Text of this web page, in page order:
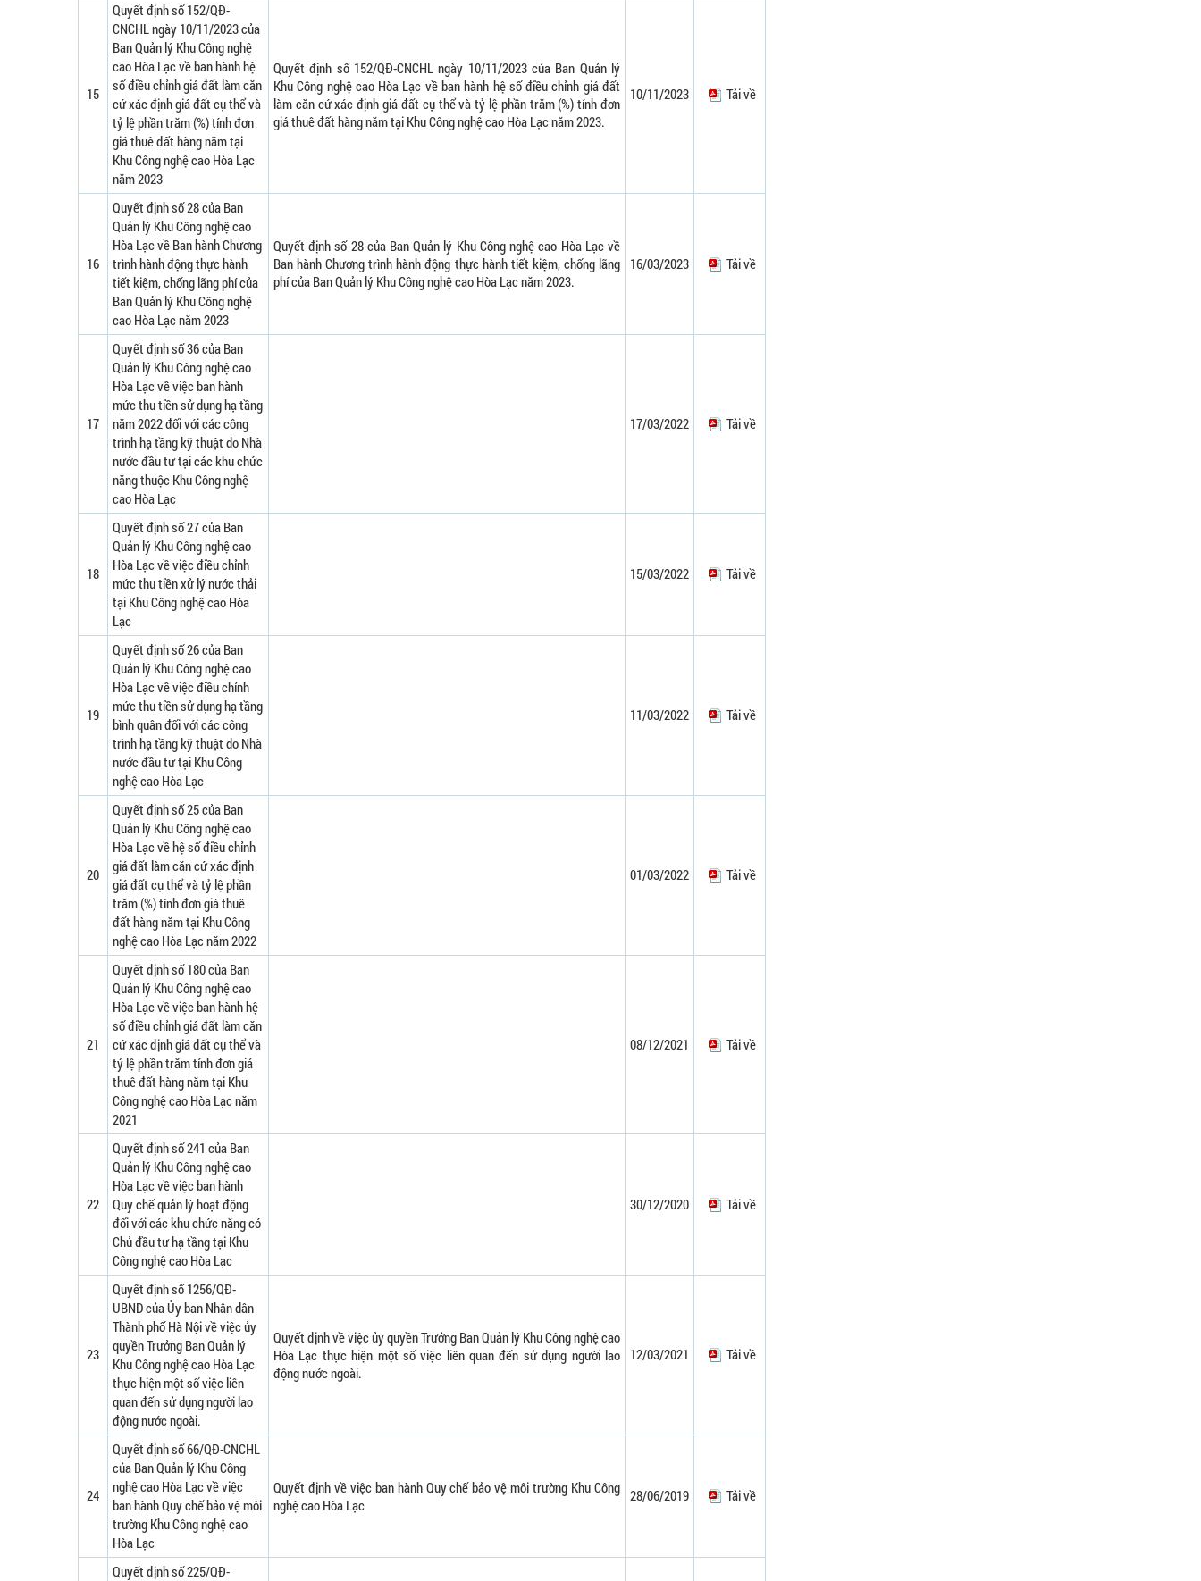
15
Quyết định số 152/QĐ-
CNCHL ngày 10/11/2023 của
Ban Quản lý Khu Công nghệ
cao Hòa Lạc về ban hành hệ
số điều chỉnh giá đất làm căn
cứ xác định giá đất cụ thể và
tỷ lệ phần trăm (%) tính đơn
giá thuê đất hàng năm tại
Khu Công nghệ cao Hòa Lạc
năm 2023
Quyết định số 152/QĐ-CNCHL ngày 10/11/2023 của Ban Quản lý
Khu Công nghệ cao Hòa Lạc về ban hành hệ số điều chỉnh giá đất
làm căn cứ xác định giá đất cụ thể và tỷ lệ phần trăm (%) tính đơn
giá thuê đất hàng năm tại Khu Công nghệ cao Hòa Lạc năm 2023.
10/11/2023 Tải về
16
Quyết định số 28 của Ban
Quản lý Khu Công nghệ cao
Hòa Lạc về Ban hành Chương
trình hành động thực hành
tiết kiệm, chống lãng phí của
Ban Quản lý Khu Công nghệ
cao Hòa Lạc năm 2023
Quyết định số 28 của Ban Quản lý Khu Công nghệ cao Hòa Lạc về
Ban hành Chương trình hành động thực hành tiết kiệm, chống lãng
phí của Ban Quản lý Khu Công nghệ cao Hòa Lạc năm 2023.
16/03/2023 Tải về
17
Quyết định số 36 của Ban
Quản lý Khu Công nghệ cao
Hòa Lạc về việc ban hành
mức thu tiền sử dụng hạ tầng
năm 2022 đối với các công
trình hạ tầng kỹ thuật do Nhà
nước đầu tư tại các khu chức
năng thuộc Khu Công nghệ
cao Hòa Lạc
17/03/2022 Tải về
18
Quyết định số 27 của Ban
Quản lý Khu Công nghệ cao
Hòa Lạc về việc điều chỉnh
mức thu tiền xử lý nước thải
tại Khu Công nghệ cao Hòa
Lạc
15/03/2022 Tải về
19
Quyết định số 26 của Ban
Quản lý Khu Công nghệ cao
Hòa Lạc về việc điều chỉnh
mức thu tiền sử dụng hạ tầng
bình quân đối với các công
trình hạ tầng kỹ thuật do Nhà
nước đầu tư tại Khu Công
nghệ cao Hòa Lạc
11/03/2022 Tải về
20
Quyết định số 25 của Ban
Quản lý Khu Công nghệ cao
Hòa Lạc về hệ số điều chỉnh
giá đất làm căn cứ xác định
giá đất cụ thể và tỷ lệ phần
trăm (%) tính đơn giá thuê
đất hàng năm tại Khu Công
nghệ cao Hòa Lạc năm 2022
01/03/2022 Tải về
21
Quyết định số 180 của Ban
Quản lý Khu Công nghệ cao
Hòa Lạc về việc ban hành hệ
số điều chỉnh giá đất làm căn
cứ xác định giá đất cụ thể và
tỷ lệ phần trăm tính đơn giá
thuê đất hàng năm tại Khu
Công nghệ cao Hòa Lạc năm
2021
08/12/2021 Tải về
22
Quyết định số 241 của Ban
Quản lý Khu Công nghệ cao
Hòa Lạc về việc ban hành
Quy chế quản lý hoạt động
đối với các khu chức năng có
Chủ đầu tư hạ tầng tại Khu
Công nghệ cao Hòa Lạc
30/12/2020 Tải về
23
Quyết định số 1256/QĐ-
UBND của Ủy ban Nhân dân
Thành phố Hà Nội về việc ủy
quyền Trưởng Ban Quản lý
Khu Công nghệ cao Hòa Lạc
thực hiện một số việc liên
quan đến sử dụng người lao
động nước ngoài.
Quyết định về việc ủy quyền Trưởng Ban Quản lý Khu Công nghệ cao
Hòa Lạc thực hiện một số việc liên quan đến sử dụng người lao
động nước ngoài.
12/03/2021 Tải về
24
Quyết định số 66/QĐ-CNCHL
của Ban Quản lý Khu Công
nghệ cao Hòa Lạc về việc
ban hành Quy chế bảo vệ môi
trường Khu Công nghệ cao
Hòa Lạc
Quyết định về việc ban hành Quy chế bảo vệ môi trường Khu Công
nghệ cao Hòa Lạc
28/06/2019 Tải về
Quyết định số 225/QĐ-